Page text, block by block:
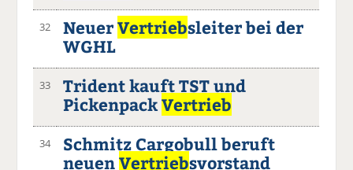
32 NeuerVertriebsleiter bei der
WGHL
33
Trident kauft TST und
PickenpackVertrieb
34
Schmitz Cargobull beruft
neuenVertriebsvorstand